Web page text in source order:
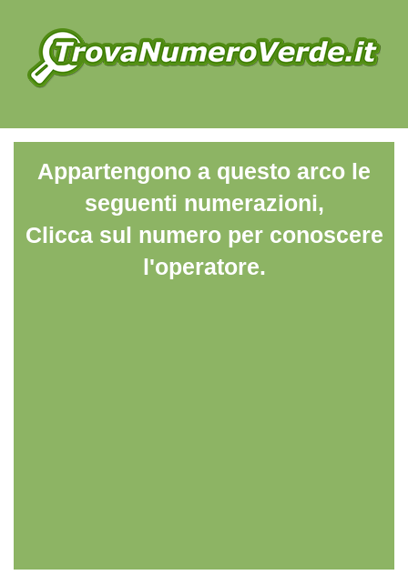
Appartengono a questo arco le
seguenti numerazioni,
Clicca sul numero per conoscere
l'operatore.